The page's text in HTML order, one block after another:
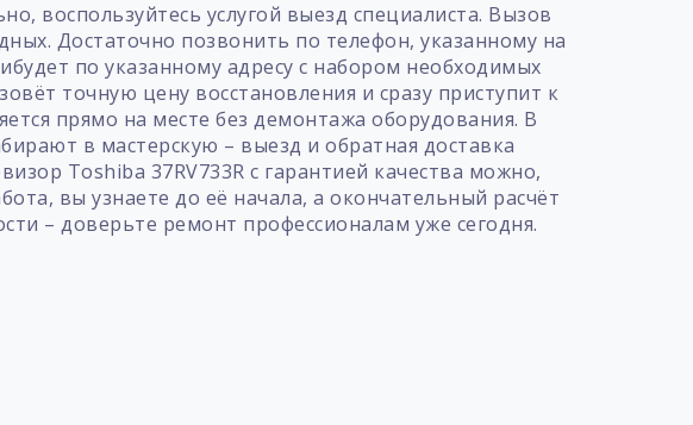
воспользуйтесь услугой выезд специалиста. Вызов
Достаточно позвонить по телефон, указанному на
по указанному адресу с набором необходимых
точную цену восстановления и сразу приступит к
прямо на месте без демонтажа оборудования. В
в мастерскую – выезд и обратная доставка
Toshiba 37RV733R с гарантией качества можно,
вы узнаете до её начала, а окончательный расчёт
– доверьте ремонт профессионалам уже сегодня.